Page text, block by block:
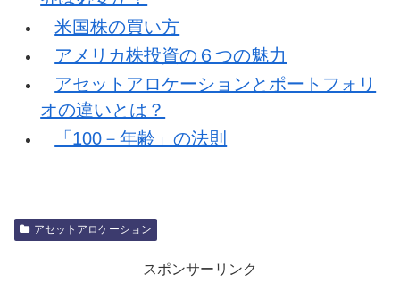
米国株の買い方
アメリカ株投資の６つの魅力
アセットアロケーションとポートフォリ
オの違いとは？
「100－年齢」の法則
アセットアロケーション
スポンサーリンク